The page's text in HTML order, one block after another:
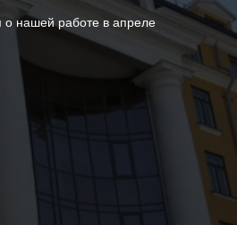
о нашей работе в апреле